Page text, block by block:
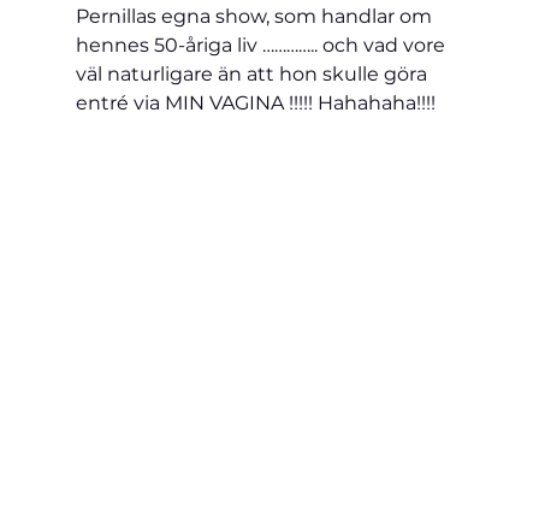
Pernillas egna show, som handlar om
hennes 50-åriga liv ………….. och vad vore
väl naturligare än att hon skulle göra
entré via MIN VAGINA !!!!! Hahahaha!!!!